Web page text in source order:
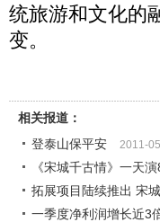
统旅游和文化的
变。
相关报道：
登泰山保平安
2011-
《宋城千古情》一天
拓展项目陆续推出 宋
一季度净利润增长近3